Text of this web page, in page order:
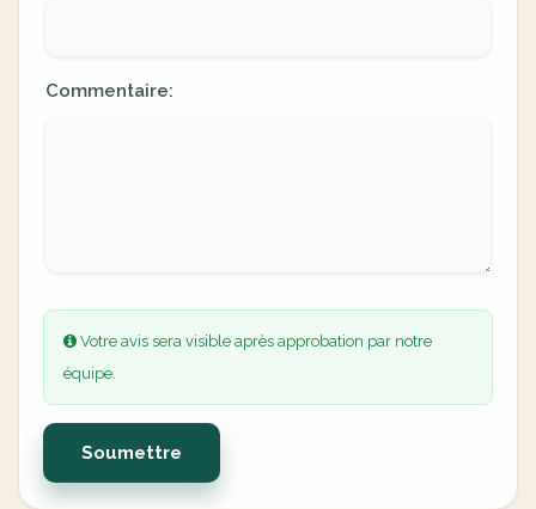
Commentaire:
Votre avis sera visible après approbation par notre
équipe.
Soumettre